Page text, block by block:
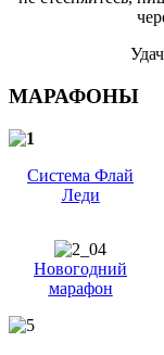
МАРАФОНЫ
Система Флай
Леди
Новогодний
марафон